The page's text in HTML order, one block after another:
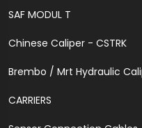
SAF MODUL T
Chinese Caliper - CSTRK
Brembo / Mrt Hydraulic
CARRIERS